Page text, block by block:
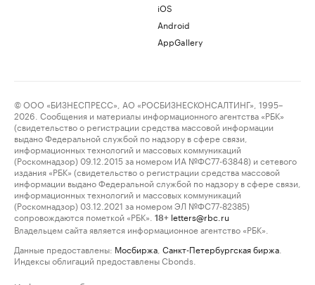
iOS
Android
AppGallery
© ООО «БИЗНЕСПРЕСС», АО «РОСБИЗНЕСКОНСАЛТИНГ», 1995–
2026. Сообщения и материалы информационного агентства «РБК»
(свидетельство о регистрации средства массовой информации
выдано Федеральной службой по надзору в сфере связи,
информационных технологий и массовых коммуникаций
(Роскомнадзор) 09.12.2015 за номером ИА №ФС77-63848) и сетевого
издания «РБК» (свидетельство о регистрации средства массовой
информации выдано Федеральной службой по надзору в сфере связи,
информационных технологий и массовых коммуникаций
(Роскомнадзор) 03.12.2021 за номером ЭЛ №ФС77-82385)
сопровождаются пометкой «РБК».
18+ letters@rbc.ru
Владельцем сайта является информационное агентство «РБК».
Данные предоставлены: Мосбиржа Санкт-Петербургская биржа
Индексы облигаций предоставлены Cbonds.